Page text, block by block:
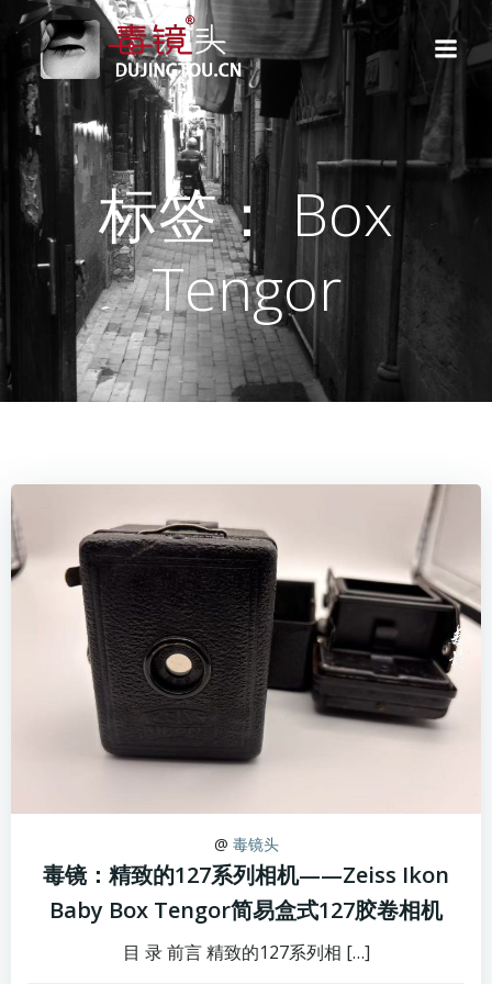
转
到
内
容
标签： Box
Tengor
@ 毒镜头
毒镜：精致的127系列相机——Zeiss Ikon
Baby Box Tengor简易盒式127胶卷相机
目 录 前言 精致的127系列相 […]